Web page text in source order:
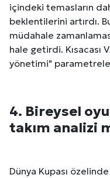
içindeki temasların
beklentilerini artırdı.
müdahale
hale getirdi. Kısacası
yönetimi"
4. Bireysel
takım analizi
Dünya Kupası